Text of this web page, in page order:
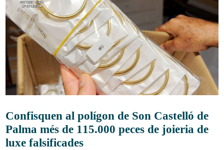
Confisquen al polígon de Son Castelló de
Palma més de 115.000 peces de joieria de
luxe falsificades